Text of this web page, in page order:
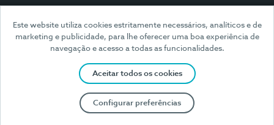
Este website utiliza cookies estritamente necessários, analíticos e de
marketing e publicidade, para lhe oferecer uma boa experiência de
navegação e acesso a todas as funcionalidades.
Aceitar todos os cookies
Configurar preferências